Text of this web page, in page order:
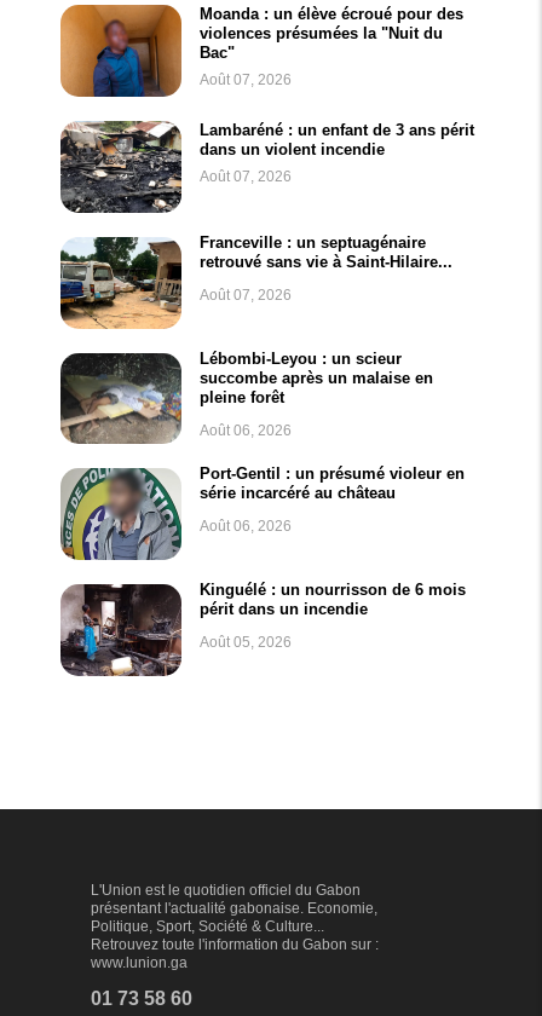
Moanda : un élève écroué pour des
violences présumées la "Nuit du
Bac"
Août 07, 2026
Lambaréné : un enfant de 3 ans périt
dans un violent incendie
Août 07, 2026
Franceville : un septuagénaire
retrouvé sans vie à Saint-Hilaire...
Août 07, 2026
Lébombi-Leyou : un scieur
succombe après un malaise en
pleine forêt
Août 06, 2026
Port-Gentil : un présumé violeur en
série incarcéré au château
Août 06, 2026
Kinguélé : un nourrisson de 6 mois
périt dans un incendie
Août 05, 2026
L'Union est le quotidien officiel du Gabon
présentant l'actualité gabonaise. Economie,
Politique, Sport, Société & Culture...
Retrouvez toute l'information du Gabon sur :
www.lunion.ga
01 73 58 60